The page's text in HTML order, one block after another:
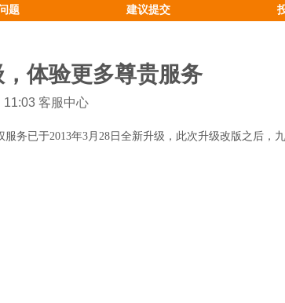
题 建议提交
体验更多尊贵服务
客服中心
服务已于2013年3 月 28日全新升级，此次升级改版之后，